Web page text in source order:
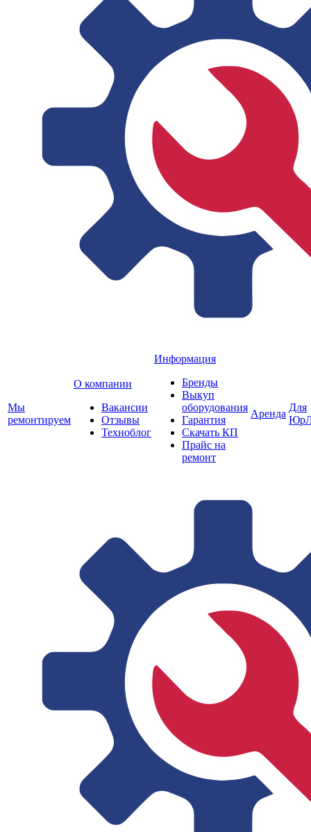
Мы
ремонтируем
О компании
Вакансии
Отзывы
Техноблог
Информация
Бренды
Выкуп
оборудования
Гарантия
Скачать КП
Прайс на
ремонт
Аренда
Для